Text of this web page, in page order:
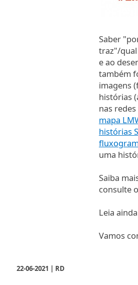
Saber
traz"/qual
e ao
também
imagens
histórias
nas
mapa
histórias
uma
Saiba
consulte
Leia
Vamos
22-06-2021 | RD